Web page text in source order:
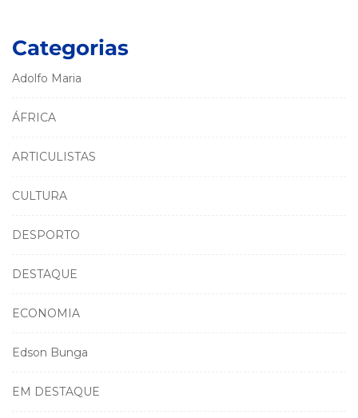
Categorias
Adolfo Maria
ÁFRICA
ARTICULISTAS
CULTURA
DESPORTO
DESTAQUE
ECONOMIA
Edson Bunga
EM DESTAQUE